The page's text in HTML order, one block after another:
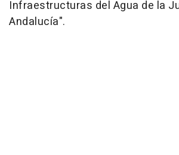
Infraestructuras del Agua de la
Andalucía".